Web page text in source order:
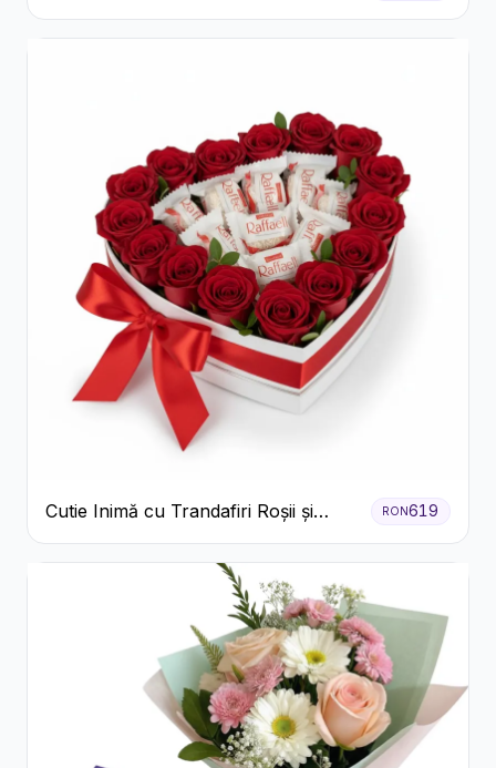
Cutie Inimă cu Trandafiri Roșii și
Bomboane Raffaello
RON619